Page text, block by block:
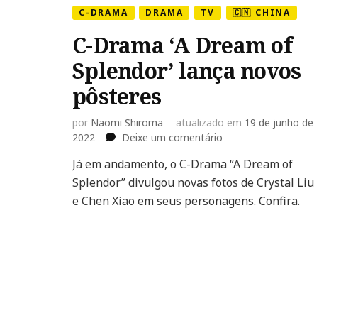
C-DRAMA DRAMA TV 🇨🇳 CHINA
C-Drama ‘A Dream of
Splendor’ lança novos
pôsteres
por Naomi Shiroma atualizado em 19 de junho de
2022
Deixe um comentário
Drama
‘A
Dream
of
Já em andamento, o C-Drama “A Dream of
Splendor” divulgou novas fotos de Crystal Liu
e Chen Xiao em seus personagens. Confira.